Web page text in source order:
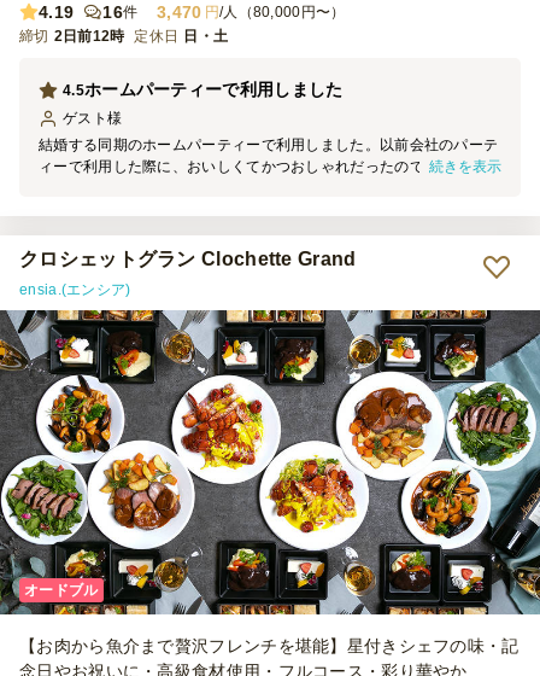
4.19
16件 3,470 円/人（80,000円〜）
締切 2日前12時 定休日 日・土
ホームパーティーで利用しました
4.5
ゲスト 様
結婚する同期のホームパーティーで利用しました。以前会社のパーテ
ィーで利用した際に、おいしくてかつおしゃれだったので、今回個人
続きを表示
クロシェットグラン Clochette Grand
ensia.(エンシア)
オードブル
【お肉から魚介まで贅沢フレンチを堪能】星付きシェフの味・記
念日やお祝いに・高級食材使用・フルコース・彩り華やか